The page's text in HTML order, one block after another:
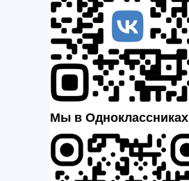
Мы в Одноклассниках